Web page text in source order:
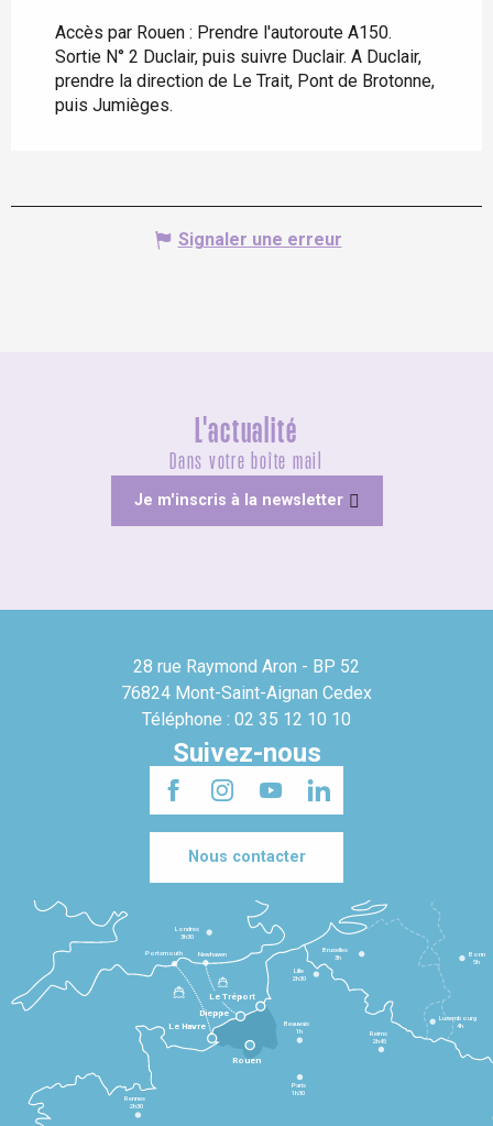
Accès par Rouen : Prendre l'autoroute A150.
Sortie N° 2 Duclair, puis suivre Duclair. A Duclair,
prendre la direction de Le Trait, Pont de Brotonne,
puis Jumièges.
Signaler une erreur
L'actualité
Dans votre boîte mail
Je m'inscris à la newsletter
28 rue Raymond Aron - BP 52
76824 Mont-Saint-Aignan Cedex
Téléphone : 02 35 12 10 10
Suivez-nous
Nous contacter
Le Havre
Dieppe
Le Tréport
Rennes
2h30
Paris
1h30
Beauvais
1h
Reims
2h45
Lille
2h30
Bruxelles
3h
Londres
3h30
Newhaven
Portsmouth
Bonn
5h
Luxembourg
4h
Rouen